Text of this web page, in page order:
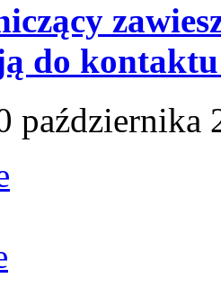
do
października